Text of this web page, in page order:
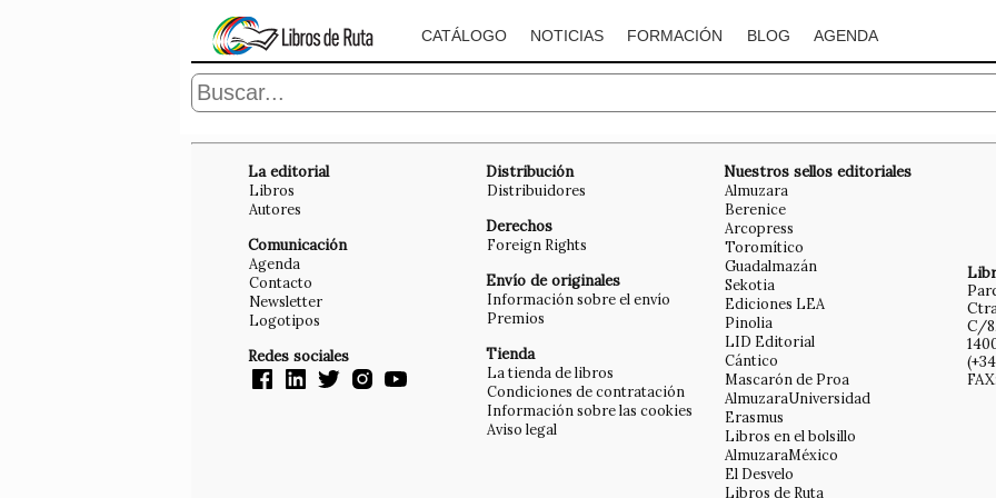
CATÁLOGO NOTICIAS FORMACIÓN BLOG AGENDA
La editorial
Libros
Autores
Comunicación
Agenda
Contacto
Newsletter
Logotipos
Redes sociales
Distribución
Distribuidores
Derechos
Foreign Rights
Envío de originales
Información sobre el envío
Premios
Tienda
La tienda de libros
Condiciones de contratación
Información sobre las cookies
Aviso legal
Nuestros sellos editoriales
Almuzara
Berenice
Arcopress
Toromítico
Guadalmazán
Sekotia
Ediciones LEA
Pinolia
LID Editorial
Cántico
Mascarón de Proa
AlmuzaraUniversidad
Erasmus
Libros en el bolsillo
AlmuzaraMéxico
El Desvelo
Libros de Ruta
C/